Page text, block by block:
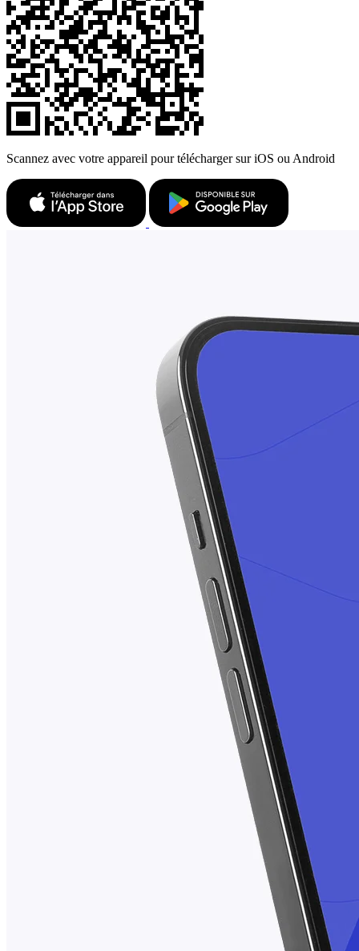
Scannez avec votre appareil pour télécharger sur iOS ou Android